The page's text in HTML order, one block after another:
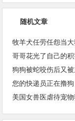
随机文章
哥哥花光了自己的
狗狗被蛇咬伤后又
您的快递员正在撸
美国女兽医虐待宠